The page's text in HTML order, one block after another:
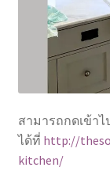
สามารถกดเข้า
ได้ที่ http://
kitchen/